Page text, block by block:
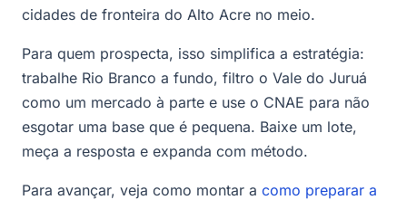
cidades de fronteira do Alto Acre no meio.
Para quem prospecta, isso simplifica a estratégia:
trabalhe Rio Branco a fundo, filtro o Vale do Juruá
como um mercado à parte e use o CNAE para não
esgotar uma base que é pequena. Baixe um lote,
meça a resposta e expanda com método.
Para avançar, veja como montar a como preparar a